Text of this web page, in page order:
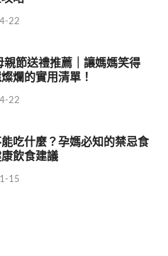
22
親節送禮推薦｜讓媽媽笑得
爛的實用清單！
22
吃什麼？孕媽必知的禁忌食
飲食建議
15